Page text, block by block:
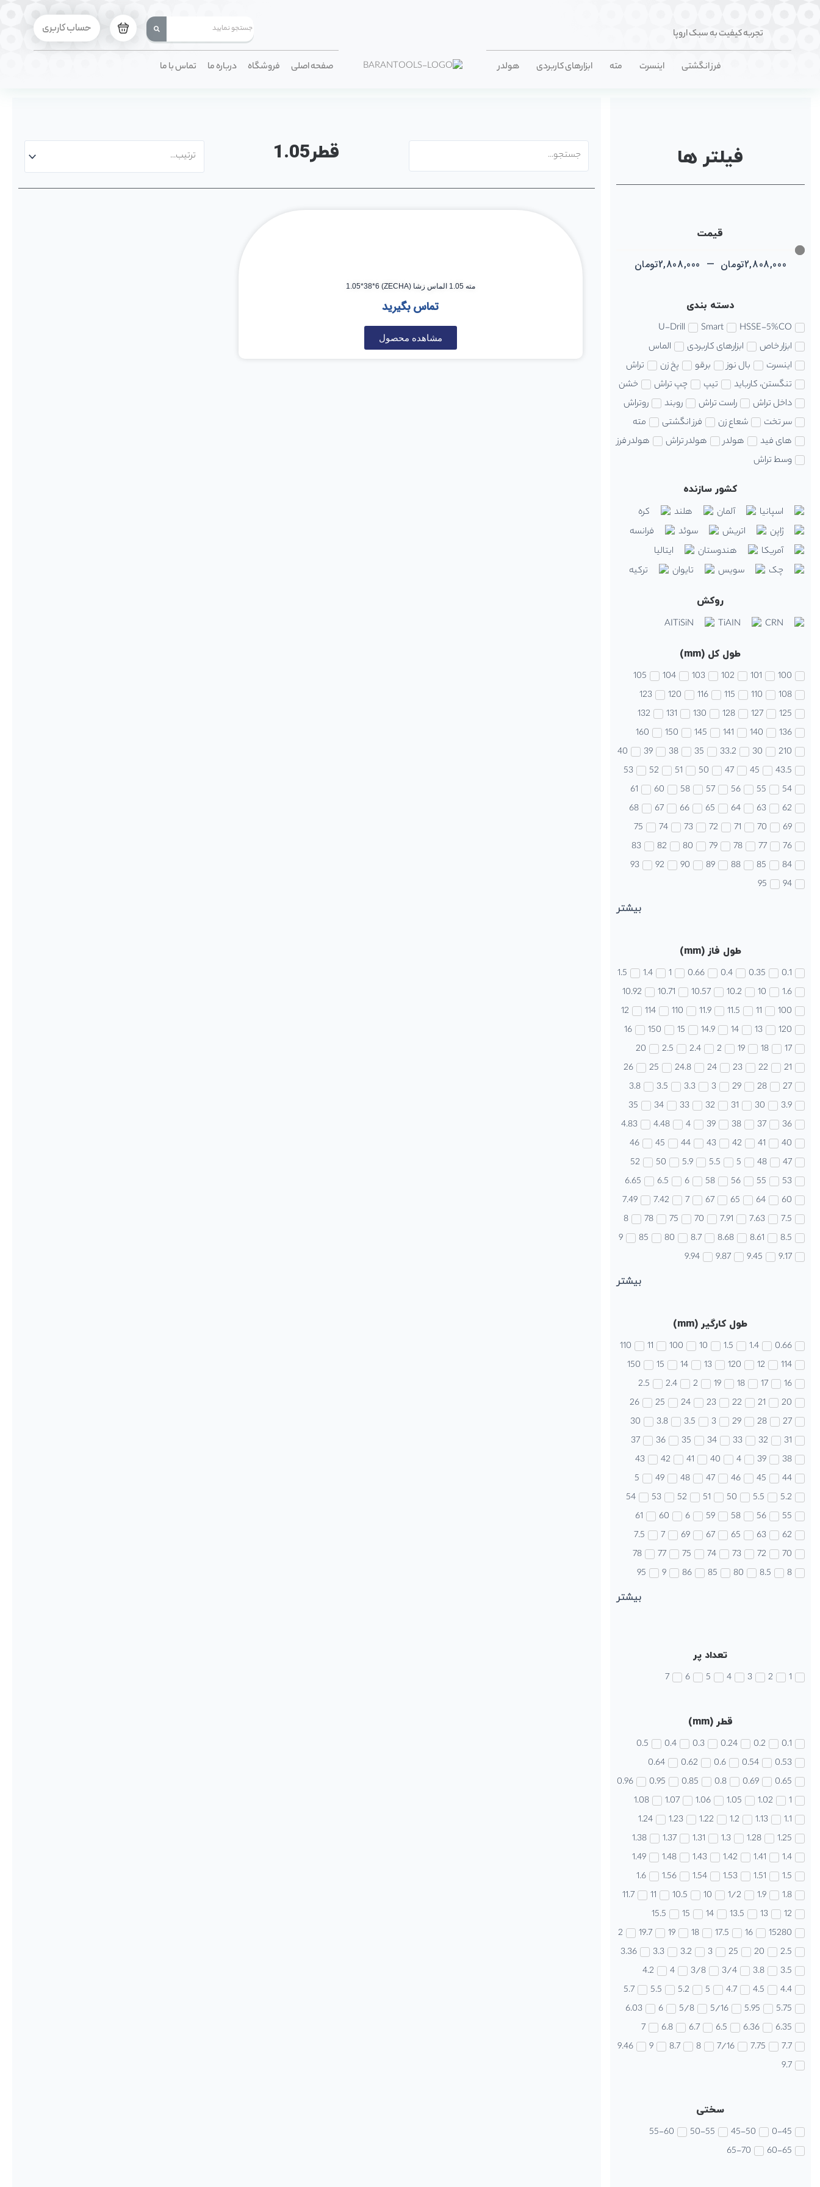
تجربه کیفیت به سبک اروپا
فرز انگشتی اینسرت مته ابزارهای کاربردی هولدر
حساب کاربری
صفحه اصلی فروشگاه درباره ما تماس با ما
فیلتر ها
قیمت
2,808,000تومان —
2,808,000تومان
دسته بندی
HSSE-5%CO
Smart
U-Drill
ابزار خاص
ابزارهای کاربردی
الماس
اینسرت
بال نوز برقو پخ زن
تراش
تنگستن، کارباید
تیپ چپ تراش
خشن
داخل تراش
راست تراش روبند
روتراش
سر تخت
شعاع زن فرز انگشتی
مته
های فید
هولدر هولدر تراش
هولدر فرز
وسط تراش
کشور سازنده
اسپانیا آلمان هلند
کره
ژاپن
اتریش سوئد
فرانسه
آمریکا
هندوستان
ایتالیا
چک
سویس تایوان ترکیه
روکش
CRN
TiAIN
AITiSiN
طول کل (mm)
100
101
102
103
104
105
108
110
115
116
120
123
125
127
128
130
131
132
136
140
141
145
150
160
210
30
33.2
35
38
39
40
43.5
45
47
50
51
52
53
54
55
56
57
58
60
61
62
63
64
65
66
67
68
69
70
71
72
73
74
75
76
77
78
79
80
82
83
84
85
88
89
90
92
93
94
95
بیشتر
طول فاز (mm)
0.1
0.35
0.4
0.66
1
1.4
1.5
1.6
10
10.2
10.57
10.71
10.92
100
11
11.5
11.9
110
114
12
120
13
14
14.9
15
150
16
17
18
19
2
2.4
2.5
20
21
22
23
24
24.8
25
26
27
28
29
3
3.3
3.5
3.8
3.9
30
31
32
33
34
35
36
37
38
39
4
4.48
4.83
40
41
42
43
44
45
46
47
48
5
5.5
5.9
50
52
53
55
56
58
6
6.5
6.65
60
64
65
67
7
7.42
7.49
7.5
7.63
7.91
70
75
78
8
8.5
8.61
8.68
8.7
80
85
9
9.17
9.45
9.87
9.94
بیشتر
طول کارگیر (mm)
0.66
1.4
1.5
10
100
11
110
114
12
120
13
14
15
150
16
17
18
19
2
2.4
2.5
20
21
22
23
24
25
26
27
28
29
3
3.5
3.8
30
31
32
33
34
35
36
37
38
39
4
40
41
42
43
44
45
46
47
48
49
5
5.2
5.5
50
51
52
53
54
55
56
58
59
6
60
61
62
63
65
67
69
7
7.5
70
72
73
74
75
77
78
8
8.5
80
85
86
9
95
بیشتر
تعداد پر
1
2
3
4
5
6
7
قطر (mm)
0.1
0.2
0.24
0.3
0.4
0.5
0.53
0.54
0.6
0.62
0.64
0.65
0.69
0.8
0.85
0.95
0.96
1
1.02
1.05
1.06
1.07
1.08
1.1
1.13
1.2
1.22
1.23
1.24
1.25
1.28
1.3
1.31
1.37
1.38
1.4
1.41
1.42
1.43
1.48
1.49
1.5
1.51
1.53
1.54
1.56
1.6
1.8
1.9
1/2
10
10.5
11
11.7
12
13
13.5
14
15
15.5
15280
16
17.5
18
19
19.7
2
2.5
20
25
3
3.2
3.3
3.36
3.5
3.8
3/4
3/8
4
4.2
4.4
4.5
4.7
5
5.2
5.5
5.7
5.75
5.95
5/16
5/8
6
6.03
6.35
6.36
6.5
6.7
6.8
7
7.7
7.75
7/16
8
8.7
9
9.46
9.7
سختی
0-45
45-50
50-55
55-60
60-65
65-70
قطر1.05
مته 1.05 الماس زشا (ZECHA) 1.05*38*6
تماس بگیرید
مشاهده محصول